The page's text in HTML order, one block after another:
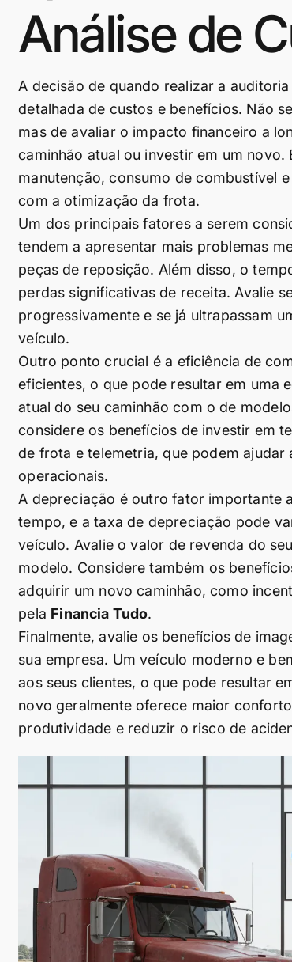
Análise de
A decisão de quando realizar a
detalhada de custos e benefícios. Não
mas de avaliar o impacto financeiro a
caminhão atual ou investir em um
manutenção, consumo de combustível
com a otimização da frota.
Um dos principais fatores a serem
tendem a apresentar mais problemas
peças de reposição. Além disso, o
perdas significativas de receita. Avalie
progressivamente e se já ultrapassam
veículo.
Outro ponto crucial é a eficiência de
eficientes, o que pode resultar em uma
atual do seu caminhão com o de
considere os benefícios de investir em
de frota e telemetria, que podem
operacionais.
A depreciação é outro fator importante
tempo, e a taxa de depreciação pode
veículo. Avalie o valor de revenda do
modelo. Considere também os
adquirir um novo caminhão, como
pela Financia Tudo.
Finalmente, avalie os benefícios de
sua empresa. Um veículo moderno e
aos seus clientes, o que pode resultar
novo geralmente oferece maior
produtividade e reduzir o risco de